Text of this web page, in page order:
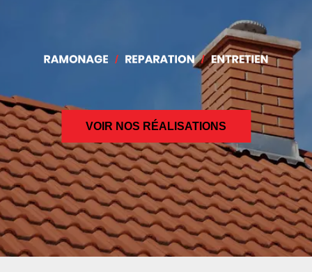
VOIR NOS RÉALISATIONS